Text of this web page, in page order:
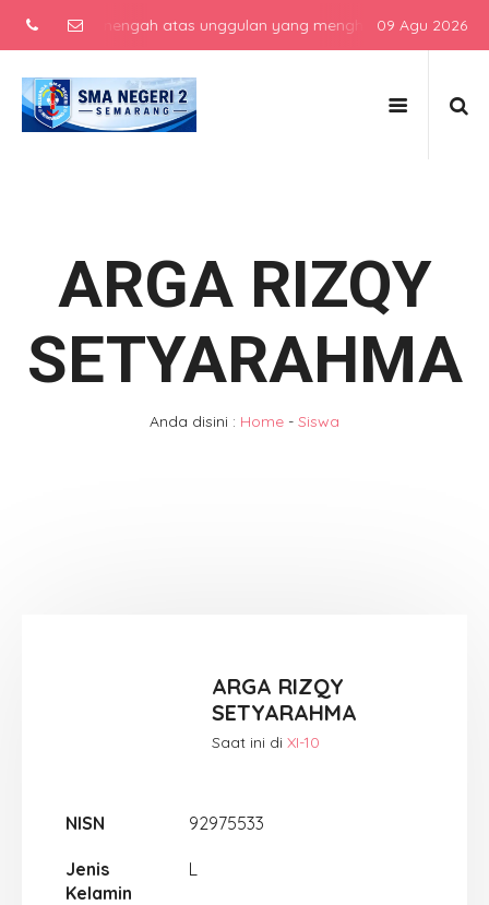
menengah atas unggulan yang menghasilkan lulusan
09 Agu 2026
ARGA RIZQY
SETYARAHMA
Anda disini : Home - Siswa
ARGA RIZQY
SETYARAHMA
Saat ini diXI-10
NISN 92975533
Jenis
Kelamin
L